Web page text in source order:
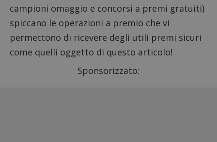
campioni omaggio e concorsi a premi gratuiti)
spiccano le operazioni a premio che vi
permettono di ricevere degli utili premi sicuri
come quelli oggetto di questo articolo!
Sponsorizzato: